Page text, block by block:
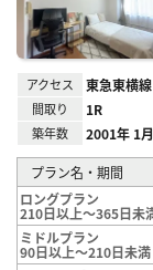
アクセス 東急東横
間取り 1R
築年数 2001年 1
プラン名・期間
ロングプラン
210日以上～365日未
ミドルプラン
90日以上～210日未満